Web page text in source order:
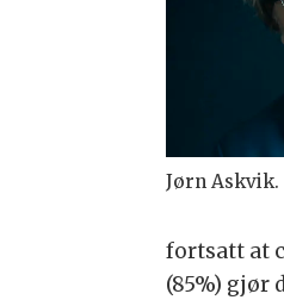
Jørn Askvik.
fortsatt at
(85%) gjør